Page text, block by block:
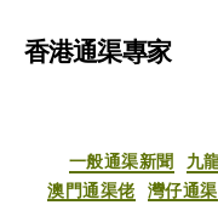
香港通渠專家
一般通渠新聞 九
澳門通渠佬
灣仔通渠